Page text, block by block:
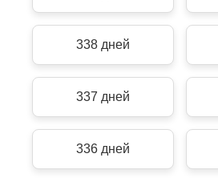
338 дней
337 дней
336 дней